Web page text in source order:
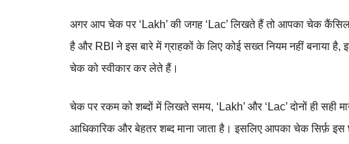
अगर आप चेक पर ‘Lakh’ की जगह ‘Lac’ लिखते हैं तो आपका चेक कैंसिल
है और RBI ने इस बारे में ग्राहकों के लिए कोई सख्त नियम नहीं बनाया है,
चेक को स्वीकार कर लेते हैं।
चेक पर रकम को शब्दों में लिखते समय, ‘Lakh’ और ‘Lac’ दोनों ही सही
आधिकारिक और बेहतर शब्द माना जाता है। इसलिए आपका चेक सिर्फ़ इस